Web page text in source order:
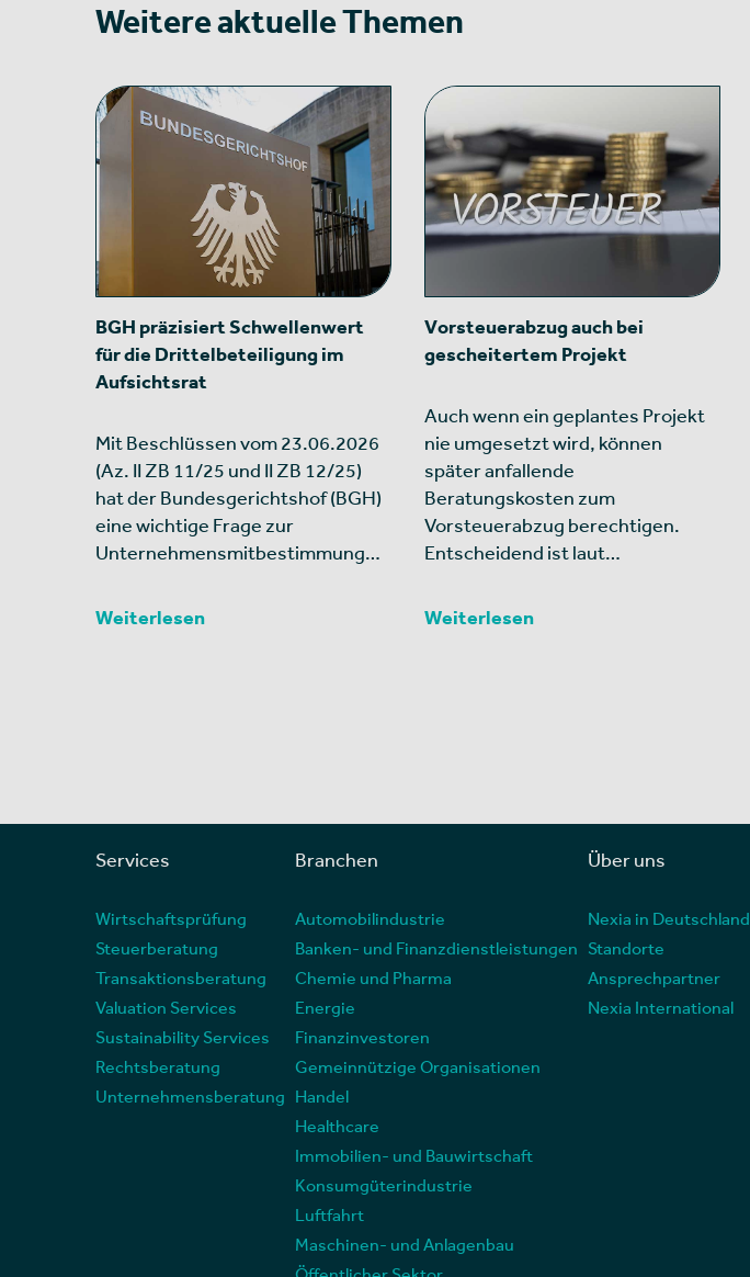
Weitere aktuelle Themen
BGH präzisiert Schwellenwert
für die Drittelbeteiligung im
Aufsichtsrat
Mit Beschlüssen vom 23.06.2026
(Az. II ZB 11/25 und II ZB 12/25)
hat der Bundesgerichtshof (BGH)
eine wichtige Frage zur
Unternehmensmitbestimmung…
Weiterlesen
Vorsteuerabzug auch bei
gescheitertem Projekt
Auch wenn ein geplantes Projekt
nie umgesetzt wird, können
später anfallende
Beratungskosten zum
Vorsteuerabzug berechtigen.
Entscheidend ist laut…
Weiterlesen
Services
Wirtschaftsprüfung
Steuerberatung
Transaktionsberatung
Valuation Services
Sustainability Services
Rechtsberatung
Unternehmensberatung
Branchen
Automobilindustrie
Banken- und Finanzdienstleistungen
Chemie und Pharma
Energie
Finanzinvestoren
Gemeinnützige Organisationen
Handel
Healthcare
Immobilien- und Bauwirtschaft
Konsumgüterindustrie
Luftfahrt
Maschinen- und Anlagenbau
Über uns
Nexia in Deutschland
Standorte
Ansprechpartner
Nexia International